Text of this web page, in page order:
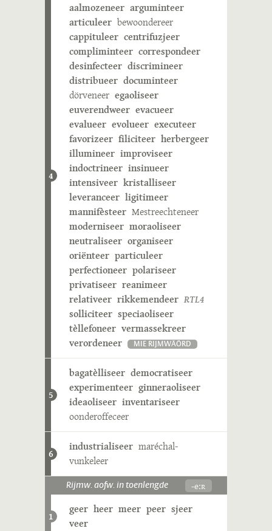
4
aalmozeneer arguminteer
articuleer bewoondereer
cappituleer centrifuzjeer
compliminteer correspondeer
desinfecteer discrimineer
distribueer documinteer
dörveneer egaoliseer
euverendweer evacueer
evalueer evolueer executeer
favorizeer filiciteer herbergeer
illumineer improviseer
indoctrineer insinueer
intensiveer kristalliseer
leveranceer ligitimeer
mannifèsteer Mestreechteneer
moderniseer moraoliseer
neutraliseer organiseer
oriënteer particuleer
perfectioneer polariseer
privatiseer reanimeer
relativeer rikkemendeer RTL4
solliciteer speciaoliseer
tèllefoneer vermassekreer
verordeneer
MIE RIJMWÄÖRD
5
bagatèlliseer democratiseer
experimenteer ginneraoliseer
ideaoliseer inventariseer
oonderoffeceer
6
industrialiseer maréchal-
vunkeleer
Rijmw. aofw. in toenlengde -eːʀ
1
geer heer meer peer sjeer
veer